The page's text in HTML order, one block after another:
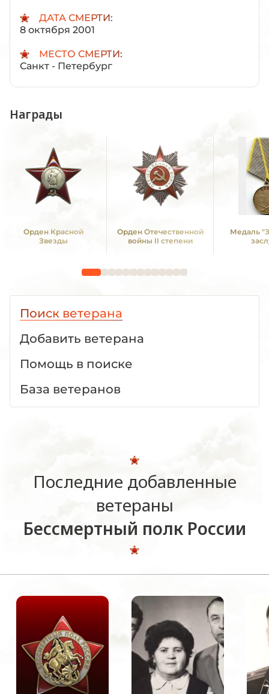
ДАТА СМЕРТИ:
8 октября 2001
МЕСТО СМЕРТИ:
Санкт - Петербург
Награды
Орден Красной
Звезды
Орден Отечественной
войны II степени
Медаль
Поиск ветерана
Добавить ветерана
Помощь в поиске
База ветеранов
Последние добавленные
ветераны
Бессмертный полк России